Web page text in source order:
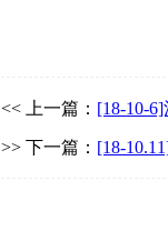
<< 上一篇： [18-10-
>> 下一篇： [18-